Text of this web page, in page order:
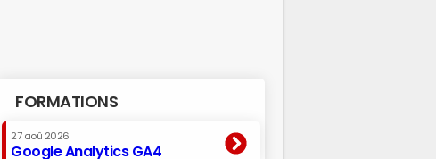
FORMATIONS
27 aoû 2026
Google Analytics GA4